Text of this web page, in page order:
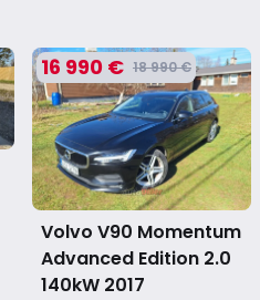
16 990 € 18 990 €
Volvo V90 Momentum
Advanced Edition 2.0
140kW 2017